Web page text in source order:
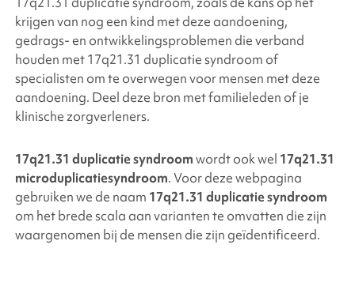
krijgen van nog een kind met deze aandoening,
gedrags- en ontwikkelingsproblemen die verband
houden met 17q21.31 duplicatiesyndroom of
specialisten om te overwegen voor mensen met deze
aandoening. Deel deze bron met familieleden of je
klinische zorgverleners.
17q21.31 duplicatie syndroomwordt ook wel 17q21.31
microduplicatiesyndroom. Voor deze webpagina
gebruiken we de naam 17q21.31 duplicatie syndroom
om het brede scala aan varianten te omvatten die zijn
waargenomen bij de mensen die zijn geïdentificeerd.